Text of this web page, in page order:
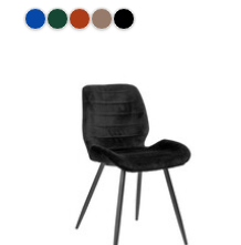
#0648a8
#154734
#ac3c17
#967b6a
#000000